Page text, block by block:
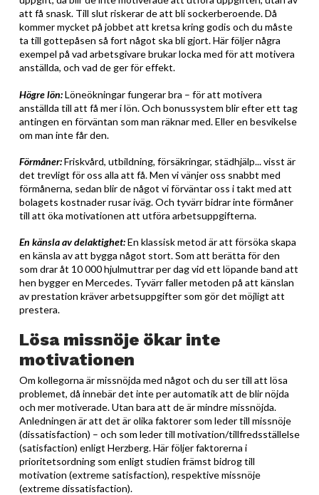
att få snask. Till slut riskerar de att bli sockerberoende.Då
kommer mycket på jobbet att kretsa kring godis och du måste
ta till gottepåsen så fort något ska bli gjort. Här följer några
exempel på vad arbetsgivare brukar locka med för att motivera
anställda, och vad de ger för effekt.
Högre lön:Löneökningar fungerar bra – för att motivera
anställda till att få mer i lön. Och bonussystem blir efter ett tag
antingen en förväntan som man räknar med. Eller en besvikelse
om man inte får den.
Förmåner:Friskvård, utbildning, försäkringar, städhjälp... visst är
det trevligt för oss alla att få. Men vi vänjer oss snabbt med
förmånerna, sedan blir de något vi förväntar oss i takt med att
bolagets kostnader rusar iväg. Och tyvärr bidrar inte förmåner
till att öka motivationen att utföra arbetsuppgifterna.
En känsla av delaktighet:En klassisk metod är att försöka skapa
en känsla av att bygga något stort. Som att berätta för den
som drar åt 10 000 hjulmuttrar per dag vid ett löpande band att
hen bygger en Mercedes. Tyvärr faller metoden på att känslan
av prestation kräver arbetsuppgifter som gör det möjligt att
prestera.
Lösa missnöje ökar inte
motivationen
Om kollegorna är missnöjda med något och du ser till att lösa
problemet, då innebär det inte per automatik att de blir nöjda
och mer motiverade. Utan bara att de är mindre missnöjda.
Anledningen är att det är olika faktorer som leder till missnöje
(dissatisfaction) – och som leder till motivation/tillfredsställelse
(satisfaction) enligt Herzberg. Här följer faktorerna i
prioritetsordning som enligt studien främst bidrog till
motivation (extreme satisfaction), respektive missnöje
(extreme dissatisfaction).